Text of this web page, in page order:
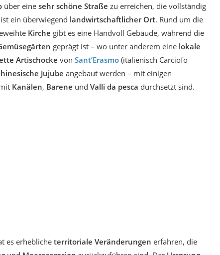
über eine sehr schöne Straße zu erreichen, die vollständig
ein überwiegend landwirtschaftlicher Ort. Rund um die
Kirche gibt es eine Handvoll Gebäude, während die
geprägt ist – wo unter anderem eine lokale
Artischocke von Sant’Erasmo (italienisch Carciofo
Jujube angebaut werden – mit einigen
Kanälen, Barene und Valli da pesca durchsetzt sind.
es erheblicheterritoriale Veränderungen erfahren, die